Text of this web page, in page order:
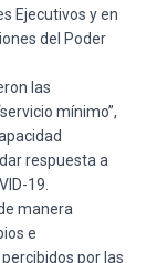
Ejecutivos y en
del Poder
las
mínimo”,
respuesta a
19.
manera
e
por las